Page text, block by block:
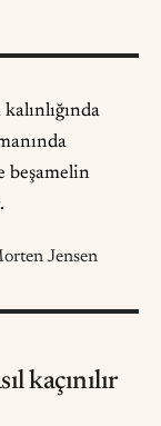
beşamelin
Jensen
kaçınılır